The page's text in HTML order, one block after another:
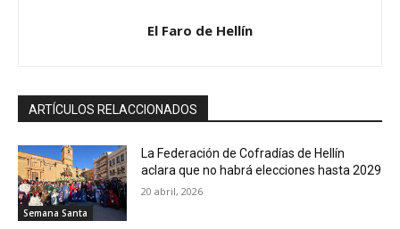
El Faro de Hellín
ARTÍCULOS RELACCIONADOS
Semana Santa
La Federación de Cofradías de Hellín
aclara que no habrá elecciones hasta 2029
20 abril, 2026